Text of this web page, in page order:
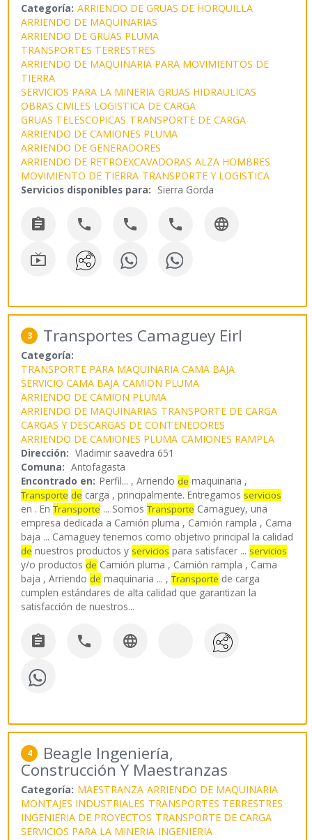
Categoría: ARRIENDO DE GRUAS DE HORQUILLA
ARRIENDO DE MAQUINARIAS
ARRIENDO DE GRUAS PLUMA
TRANSPORTES TERRESTRES
ARRIENDO DE MAQUINARIA PARA MOVIMIENTOS DE
TIERRA
SERVICIOS PARA LA MINERIA GRUAS HIDRAULICAS
OBRAS CIVILES LOGISTICA DE CARGA
GRUAS TELESCOPICAS TRANSPORTE DE CARGA
ARRIENDO DE CAMIONES PLUMA
ARRIENDO DE GENERADORES
ARRIENDO DE RETROEXCAVADORAS ALZA HOMBRES
MOVIMIENTO DE TIERRA TRANSPORTE Y LOGISTICA
Servicios disponibles para: Sierra Gorda
    

3 Transportes Camaguey Eirl
Categoría:
TRANSPORTE PARA MAQUINARIA CAMA BAJA
SERVICIO CAMA BAJA CAMION PLUMA
ARRIENDO DE CAMION PLUMA
ARRIENDO DE MAQUINARIAS TRANSPORTE DE CARGA
CARGAS Y DESCARGAS DE CONTENEDORES
ARRIENDO DE CAMIONES PLUMA CAMIONES RAMPLA
Dirección: Vladimir saavedra 651
Comuna: Antofagasta
Encontrado en: Perfil... , Arriendo de maquinaria ,
Transporte de carga , principalmente. Entregamos servicios
en . EnTransporte ... SomosTransporte Camaguey, una
empresa dedicada a Camión pluma , Camión rampla , Cama
baja ... Camaguey tenemos como objetivo principal la calidad
de nuestros productos y servicios para satisfacer ... servicios
y/o productos de Camión pluma , Camión rampla , Cama
baja , Arriendo de maquinaria ... ,Transporte de carga
cumplen estándares de alta calidad que garantizan la
satisfacción de nuestros...
  
4 Beagle Ingeniería,
Construcción Y Maestranzas
Categoría: MAESTRANZA ARRIENDO DE MAQUINARIA
MONTAJES INDUSTRIALES TRANSPORTES TERRESTRES
INGENIERIA DE PROYECTOS TRANSPORTE DE CARGA
SERVICIOS PARA LA MINERIA INGENIERIA